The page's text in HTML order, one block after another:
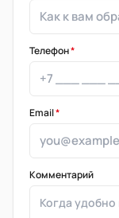
Телефон*
Email*
Комментарий